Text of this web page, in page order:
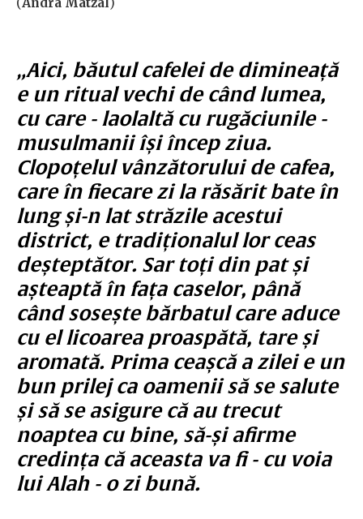
„Aici, băutul cafelei de dimineață
e un ritual vechi de când lumea,
cu care - laolaltă cu rugăciunile -
musulmanii își încep ziua.
Clopoțelul vânzătorului de cafea,
care în fiecare zi la răsărit bate în
lung și-n lat străzile acestui
district, e tradiționalul lor ceas
deșteptător. Sar toți din pat și
așteaptă în fața caselor, până
când sosește bărbatul care aduce
cu el licoarea proaspătă, tare și
aromată. Prima ceașcă a zilei e un
bun prilej ca oamenii să se salute
și să se asigure că au trecut
noaptea cu bine, să-și afirme
credința că aceasta va fi - cu voia
lui Alah - o zi bună.